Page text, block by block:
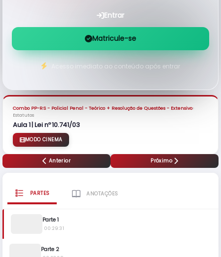
Entrar
Matricule-se
Acesso imediato ao conteúdo após entrar
Combo PP-RS - Policial Penal - Teórico + Resolução de Questões - Extensivo›
Estatutos
Aula 1 | Lei nº 10.741/03
MODO CINEMA
Anterior Próximo
PARTES ANOTAÇÕES
Parte 1
00:29:31
Parte 2